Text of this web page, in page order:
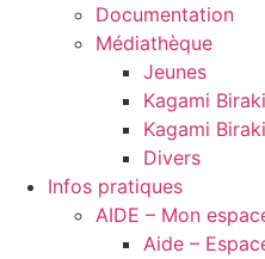
Documentation
Médiathèque
Jeunes
Kagami
Kagami
Divers
Infos pratiques
AIDE – Mon
Aide –